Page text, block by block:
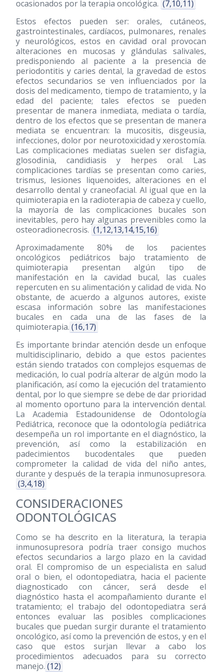
ocasionados por la terapia oncológica. (7,10,11)
Estos efectos pueden ser: orales, cutáneos,
gastrointestinales, cardíacos, pulmonares, renales
y neurológicos, estos en cavidad oral provocan
alteraciones en mucosas y glándulas salivales,
predisponiendo al paciente a la presencia de
periodontitis y caries dental, la gravedad de estos
efectos secundarios se ven influenciados por la
dosis del medicamento, tiempo de tratamiento, y la
edad del paciente; tales efectos se pueden
presentar de manera inmediata, mediata o tardía,
dentro de los efectos que se presentan de manera
mediata se encuentran: la mucositis, disgeusia,
infecciones, dolor por neurotoxicidad y xerostomía.
Las complicaciones mediatas suelen ser disfagia,
glosodinia, candidiasis y herpes oral. Las
complicaciones tardías se presentan como caries,
trismus, lesiones liquenoides, alteraciones en el
desarrollo dental y craneofacial. Al igual que en la
quimioterapia en la radioterapia de cabeza y cuello,
la mayoría de las complicaciones bucales son
inevitables, pero hay algunas prevenibles como la
osteoradionecrosis. (1,12,13,14,15,16)
Aproximadamente 80% de los pacientes
oncológicos pediátricos bajo tratamiento de
quimioterapia presentan algún tipo de
manifestación en la cavidad bucal, las cuales
repercuten en su alimentación y calidad de vida. No
obstante, de acuerdo a algunos autores, existe
escasa información sobre las manifestaciones
bucales en cada una de las fases de la
quimioterapia. (16,17)
Es importante brindar atención desde un enfoque
multidisciplinario, debido a que estos pacientes
están siendo tratados con complejos esquemas de
medicación, lo cual podría alterar de algún modo la
planificación, así como la ejecución del tratamiento
dental, por lo que siempre se debe de dar prioridad
al momento oportuno para la intervención dental.
La Academia Estadounidense de Odontología
Pediátrica, reconoce que la odontología pediátrica
desempeña un rol importante en el diagnóstico, la
prevención, así como la estabilización en
padecimientos bucodentales que pueden
comprometer la calidad de vida del niño antes,
durante y después de la terapia inmunosupresora.
(3,4,18)
CONSIDERACIONES
ODONTOLÓGICAS
Como se ha descrito en la literatura, la terapia
inmunosupresora podría traer consigo muchos
efectos secundarios a largo plazo en la cavidad
oral. El compromiso de un especialista en salud
oral o bien, el odontopediatra, hacia el paciente
diagnosticado con cáncer, será desde el
diagnóstico hasta el acompañamiento durante el
tratamiento; el trabajo del odontopediatra será
entonces evaluar las posibles complicaciones
bucales que puedan surgir durante el tratamiento
oncológico, así como la prevención de estos, y en el
caso que estos surjan llevar a cabo los
procedimientos adecuados para su correcto
manejo. (12)